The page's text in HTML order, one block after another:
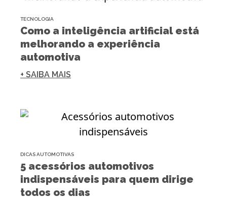
TECNOLOGIA
Como a inteligência artificial está
melhorando a experiência
automotiva
+ SAIBA MAIS
DICAS AUTOMOTIVAS
5 acessórios automotivos
indispensáveis para quem dirige
todos os dias